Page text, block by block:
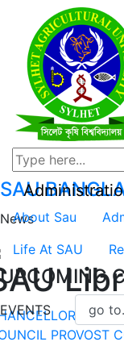
SAU
About Sau
Life At SAU
UPCOMING
EVENTS
News
VICE-
PROVOST